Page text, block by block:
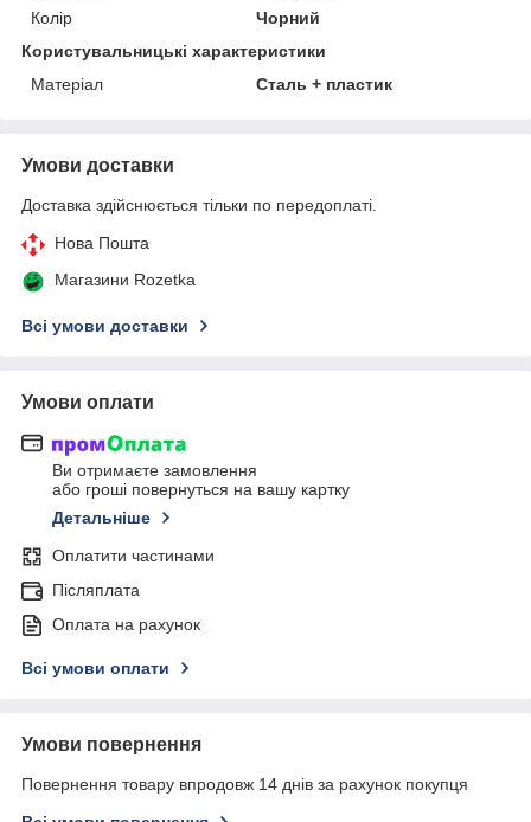
Колір
Чорний
Користувальницькі характеристики
Матеріал
Сталь + пластик
Умови доставки
Доставка здійснюється тільки по передоплаті.
Нова Пошта
Магазини Rozetka
Всі умови доставки
Умови оплати
Ви отримаєте замовлення
або гроші повернуться на вашу картку
Детальніше
Оплатити частинами
Післяплата
Оплата на рахунок
Всі умови оплати
Умови повернення
Повернення товару впродовж 14 днів за рахунок покупця